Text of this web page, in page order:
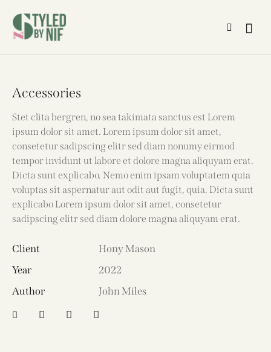
Accessories
Stet clita bergren, no sea takimata sanctus est Lorem
ipsum dolor sit amet. Lorem ipsum dolor sit amet,
consetetur sadipscing elitr sed diam nonumy eirmod
tempor invidunt ut labore et dolore magna aliquyam erat.
Dicta sunt explicabo. Nemo enim ipsam voluptatem quia
voluptas sit aspernatur aut odit aut fugit, quia. Dicta sunt
explicabo Lorem ipsum dolor sit amet, consetetur
sadipscing elitr sed diam dolore magna aliquyam erat.
Client
Hony Mason
Year
2022
Author
John Miles